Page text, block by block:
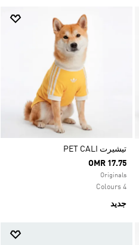
تيشيرت PET CALI
OMR 17.75
Originals
4 Colours
جديد